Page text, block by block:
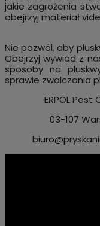
jakie zagrożenia
obejrzyj materiał
Nie pozwól, aby
Obejrzyj wywiad z
sposoby na
sprawie zwalczania
ERPOL Pest
03-107